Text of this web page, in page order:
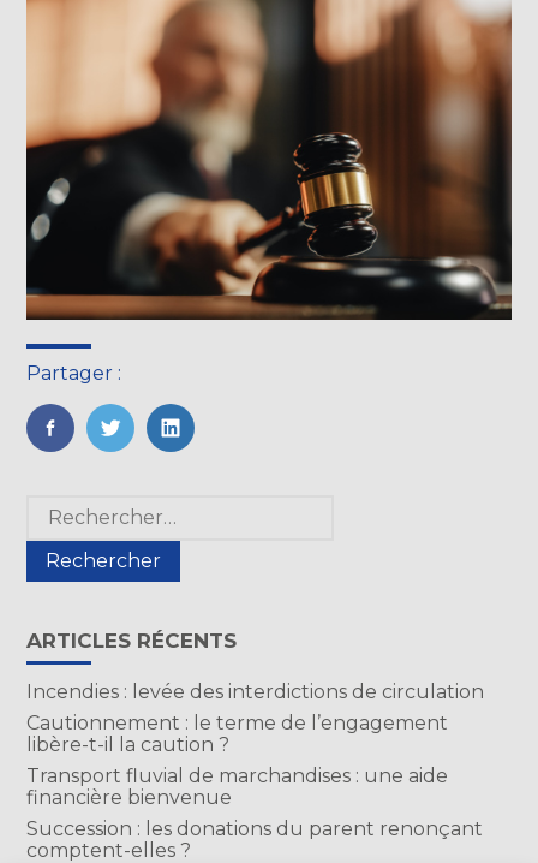
Partager :
FaceBook
TwitterLinkedIn
Blog
sidebar
Rechercher :
ARTICLES RÉCENTS
Incendies : levée des interdictions de circulation
Cautionnement : le terme de l’engagement
libère-t-il la caution ?
Transport fluvial de marchandises : une aide
financière bienvenue
Succession : les donations du parent renonçant
comptent-elles ?